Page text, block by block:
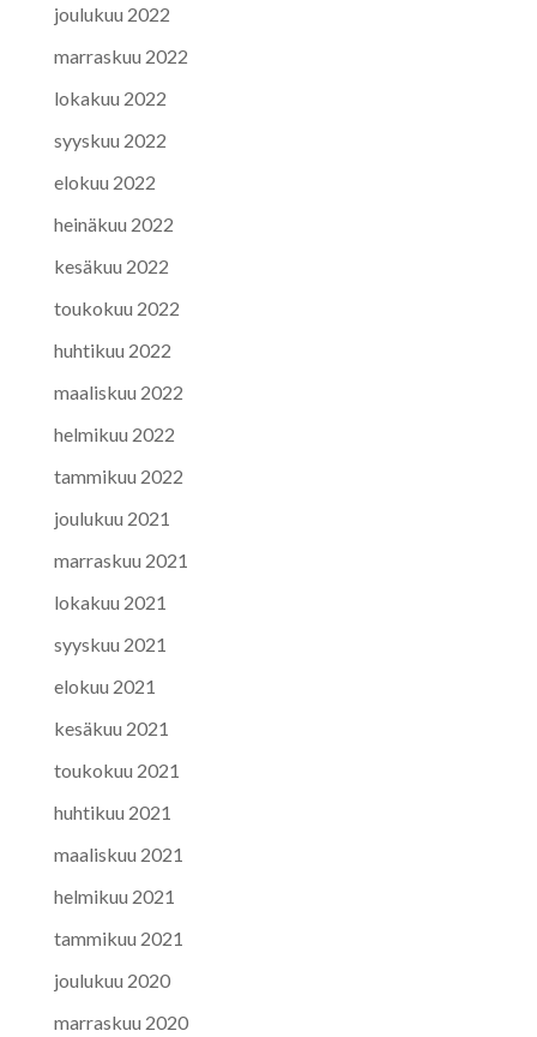
joulukuu 2022
marraskuu 2022
lokakuu 2022
syyskuu 2022
elokuu 2022
heinäkuu 2022
kesäkuu 2022
toukokuu 2022
huhtikuu 2022
maaliskuu 2022
helmikuu 2022
tammikuu 2022
joulukuu 2021
marraskuu 2021
lokakuu 2021
syyskuu 2021
elokuu 2021
kesäkuu 2021
toukokuu 2021
huhtikuu 2021
maaliskuu 2021
helmikuu 2021
tammikuu 2021
joulukuu 2020
marraskuu 2020